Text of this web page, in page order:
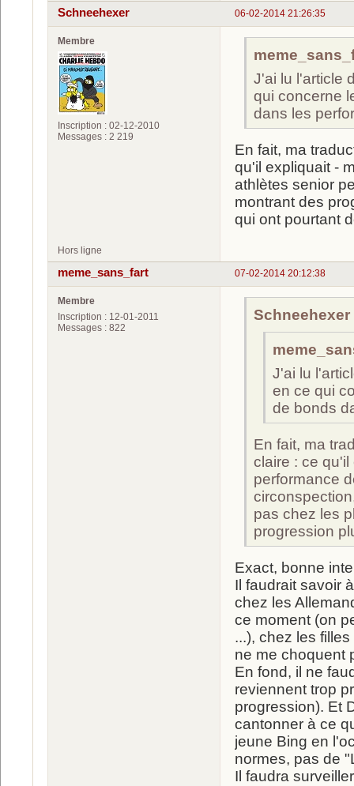
06-02-2014 21:26:35
Schneehexer
Membre
Inscription : 02-12-2010
Messages : 2 219
J'ai lu l'article
qui concerne
dans les
En fait, ma
qu'il expliquait -
athlètes senior
montrant des
qui ont pourtant
Hors ligne
07-02-2014 20:12:38
meme_sans_fart
Membre
Inscription : 12-01-2011
Messages : 822
Schneehexer
J'ai lu
en ce qui
de bonds
En fait, ma
claire : ce
performance
pas chez les
progression
Exact, bonne
Il faudrait savoir
chez les
ce moment (on
...), chez les
ne me choquent
En fond, il ne
reviennent trop
progression). Et
cantonner à ce
jeune Bing en
normes, pas de
Il faudra